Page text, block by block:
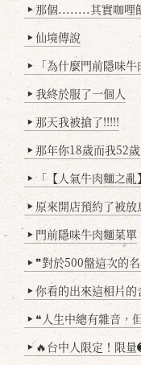
▶ 那個........其實咖哩
▶ 仙境傳說
▶ 「為什麼門前隱味牛肉
▶ 我終於服了一個人
▶ 那天我被搶了!!!!!
▶ 那年你18歲而我52歲
▶ 「【人氣牛肉麵之亂】
▶ 原來開店預約了被
▶ 門前隱味牛肉麵菜單
▶ ❞對於500盤這次的
▶ 你看的出來這相片的
▶ ❝人生中總有雜音，
▶ 🔥台中人限定！限量➊𝟬𝟬𝟬顆「阿伯手